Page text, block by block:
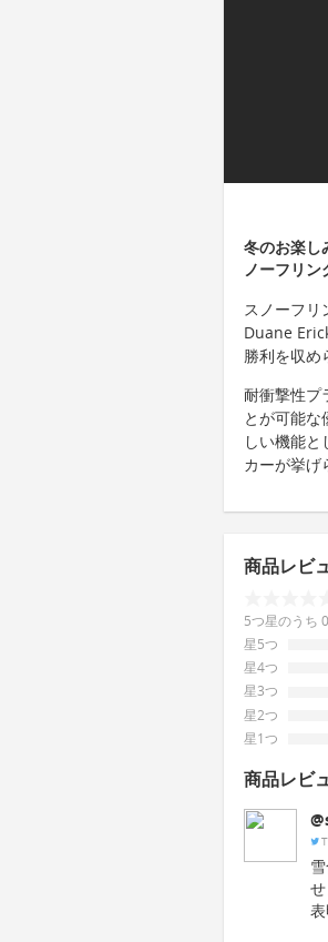
冬のお楽し
ノーフリン
スノーフリ
Duane
勝利を収め
耐衝撃性プ
とが可能
しい機能
カーが挙げ
商品レビ
5つ星のうち
星5つ
星4つ
星3つ
星2つ
星1つ
商品レビ